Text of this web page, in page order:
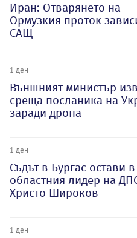
Иран: Отварянето на
Ормузкия проток
САЩ
1 ден
Външният министър
среща посланика на
заради дрона
1 ден
Съдът в Бургас остави
областния лидер на
Христо Широков
1 ден